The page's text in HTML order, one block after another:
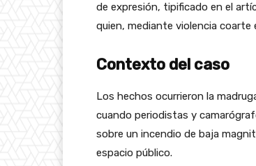
de expresión, tipificado en el
quien, mediante violencia
Contexto del caso
Los hechos ocurrieron la
cuando periodistas y
sobre un incendio de baja
espacio público.